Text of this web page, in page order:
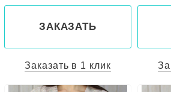
ЗАКАЗАТЬ
Заказать в 1 клик